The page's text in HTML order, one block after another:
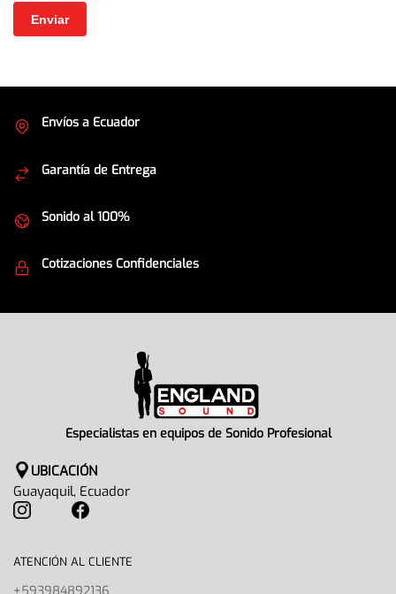
Envíos a Ecuador
Garantía de Entrega
Sonido al 100%
Cotizaciones Confidenciales
Especialistas en equipos de Sonido Profesional
UBICACIÓN
Guayaquil, Ecuador
ATENCIÓN AL CLIENTE